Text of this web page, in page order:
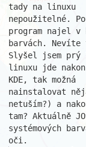
tady na linuxu
nepoužitelné.
program najel v
barvách. Nevíte
Slyšel jsem prý
linuxu jde
KDE, tak možná
nainstalovat
netuším?) a
tam? Aktuálně
systémových